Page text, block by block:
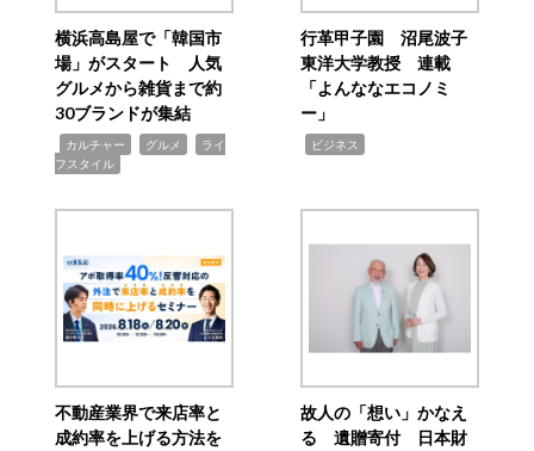
横浜高島屋で「韓国市
場」がスタート 人気
グルメから雑貨まで約
30ブランドが集結
カルチャー グルメ
ライ
フスタイル
行革甲子園 沼尾波子
東洋大学教授 連載
「よんななエコノミ
ー」
ビジネス
不動産業界で来店率と
成約率を上げる方法を
故人の「想い」かなえ
る 遺贈寄付 日本財